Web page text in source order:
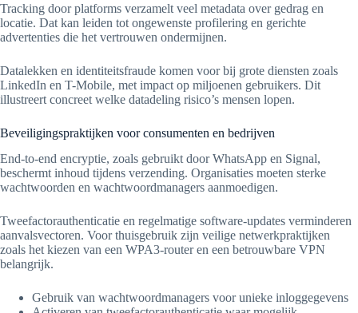
Tracking door platforms verzamelt veel metadata over gedrag en
locatie. Dat kan leiden tot ongewenste profilering en gerichte
advertenties die het vertrouwen ondermijnen.
Datalekken en identiteitsfraude komen voor bij grote diensten zoals
LinkedIn en T-Mobile, met impact op miljoenen gebruikers. Dit
illustreert concreet welke datadeling risico’s mensen lopen.
Beveiligingspraktijken voor consumenten en bedrijven
End-to-end encryptie, zoals gebruikt door WhatsApp en Signal,
beschermt inhoud tijdens verzending. Organisaties moeten sterke
wachtwoorden en wachtwoordmanagers aanmoedigen.
Tweefactorauthenticatie en regelmatige software-updates verminderen
aanvalsvectoren. Voor thuisgebruik zijn veilige netwerkpraktijken
zoals het kiezen van een WPA3-router en een betrouwbare VPN
belangrijk.
Gebruik van wachtwoordmanagers voor unieke inloggegevens